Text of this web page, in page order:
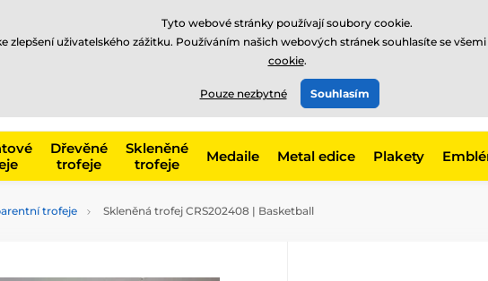
775 400 255
Zavolejte nám
Dřevěné
trofeje
Skleněné
trofeje
Medaile Metal edice Plakety
trofeje Skleněná trofej CRS202408 | Basketball
Tyto webové stránky používají soubory cookie.
zlepšení uživatelského zážitku. Používáním našich webových stránek souhlasíte se
cookie.
Pouze nezbytné Souhlasím